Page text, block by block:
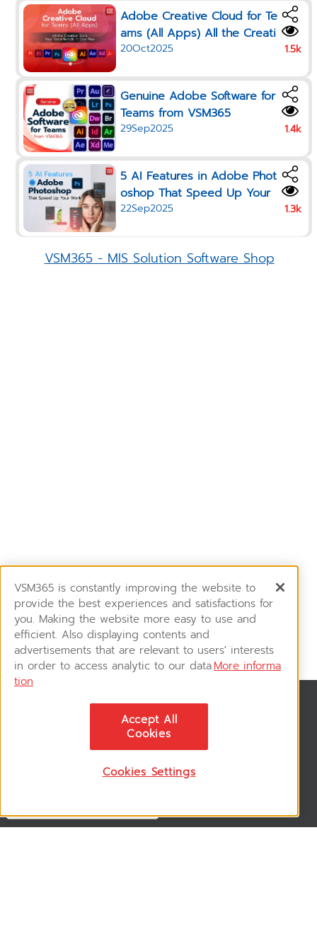
Adobe Creative Cloud for Te
ams (All Apps) All the Creati
ve Tools Your Team Needs i
20Oct2025 1.5k
Genuine Adobe Software for
Teams from VSM365
29Sep2025 1.4k
5 AI Features in Adobe Phot
oshop That Speed Up Your
Work in 2025
22Sep2025 1.3k
VSM365 - MIS Solution Software Shop
ติดตามอัพเดทข่าวสาร, โปรโมชั่น, สินค้าราคาพิเศษ ได้ก่อนใคร
VSM365 is constantly improving the website to
provide the best experiences and satisfactions for
you. Making the website more easy to use and
efficient. Also displaying contents and
advertisements that are relevant to users' interests
in order to access analytic to our data.More informa
tion
Accept All
Cookies
Cookies Settings